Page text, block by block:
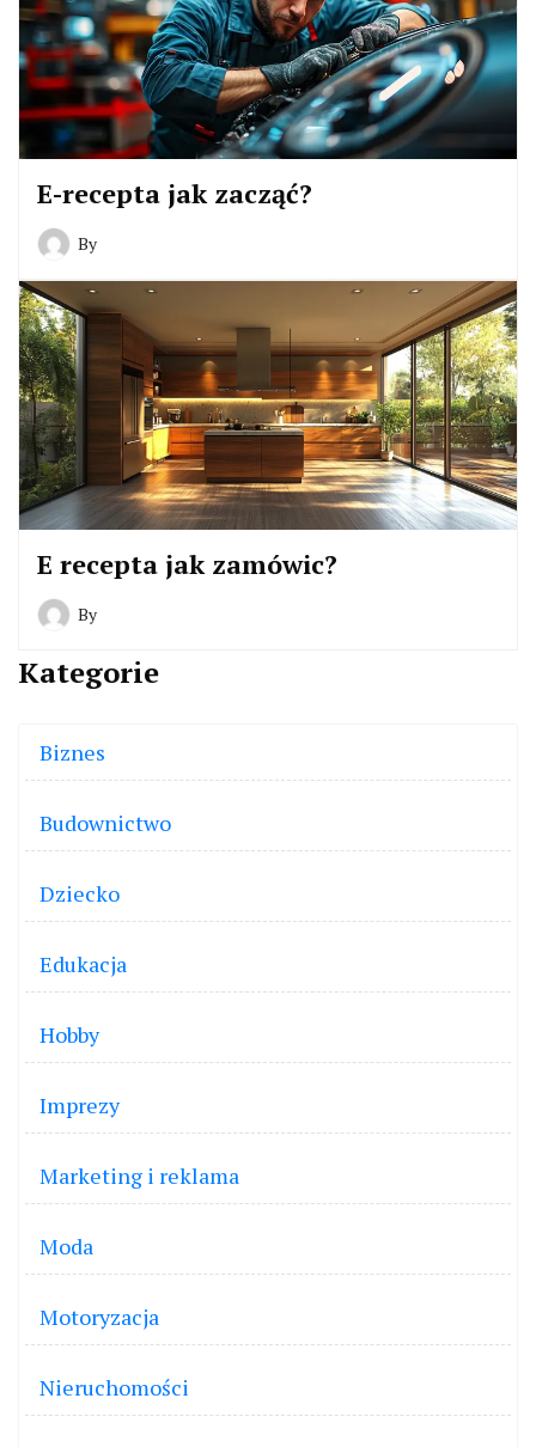
E-recepta jak zacząć?
By
E recepta jak zamówic?
By
Kategorie
Biznes
Budownictwo
Dziecko
Edukacja
Hobby
Imprezy
Marketing i reklama
Moda
Motoryzacja
Nieruchomości